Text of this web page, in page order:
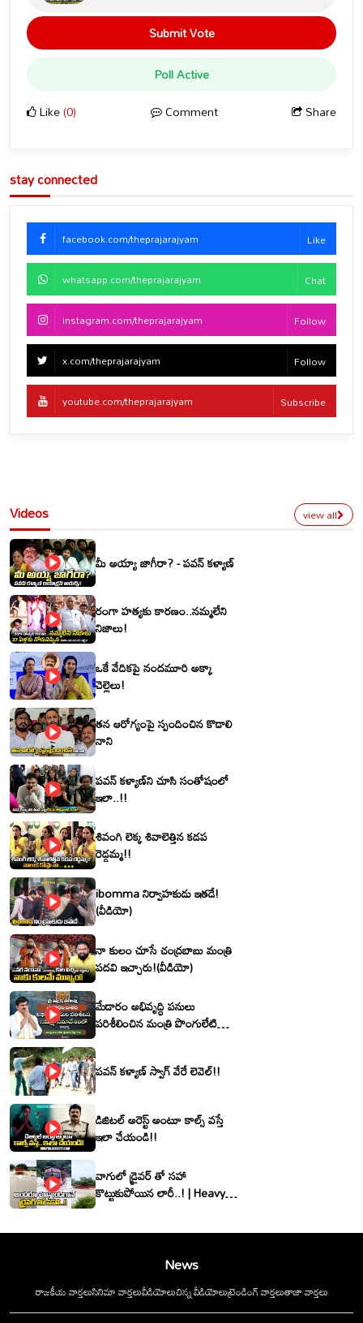
Submit Vote
Poll Active
Like(0) Comment Share
stay connected
facebook.com/theprajarajyam Like
whatsapp.com/theprajarajyam Chat
instagram.com/theprajarajyam Follow
x.com/theprajarajyam Follow
youtube.com/theprajarajyam Subscribe
Videos view all
మీ అయ్యా జాగీరా? - పవన్ కళ్యాణ్
రంగా హత్యకు కారణం..నమ్మలేని
నిజాలు!
ఒకే వేదికపై నందమూరి అక్కా
చెల్లెలు!
తన ఆరోగ్యంపై స్పందించిన కొడాలి
నాని
పవన్ కళ్యాణ్‌ని చూసి సంతోషంలో
ఇలా..!!
శివంగి లెక్క శివాలెత్తిన కడప
రెడ్డమ్మ!!
ibomma నిర్వాహకుడు ఇతడే!
(వీడియో)
నా కులం చూసే చంద్రబాబు మంత్రి
పదవి ఇచ్చారు!(వీడియో)
మేడారం అభివృద్ధి పనులు
పరిశీలించిన మంత్రి పొంగులేటి
పవన్ కళ్యాణ్ స్వాగ్ వేరే లెవెల్!!
డిజిటల్ అరెస్ట్ అంటూ కాల్స్ వస్తే
ఇలా చేయండి!!
వాగులో డ్రైవర్ తో సహా
కొట్టుకుపోయిన లారీ..! | Heavy
News
రాజకీయ వార్తలుసినిమా వార్తలువీడియోలుచిన్న వీడియోలుట్రెండింగ్ వార్తలుతాజా వార్తలు